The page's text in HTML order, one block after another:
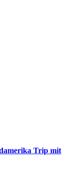
Trip mit